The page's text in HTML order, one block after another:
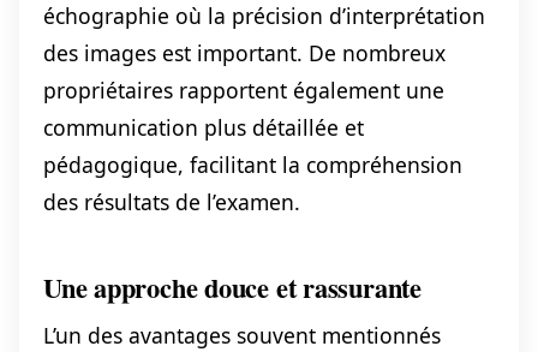
échographie où la précision d’interprétation
des images est important. De nombreux
propriétaires rapportent également une
communication plus détaillée et
pédagogique, facilitant la compréhension
des résultats de l’examen.
Une approche douce et rassurante
L’un des avantages souvent mentionnés